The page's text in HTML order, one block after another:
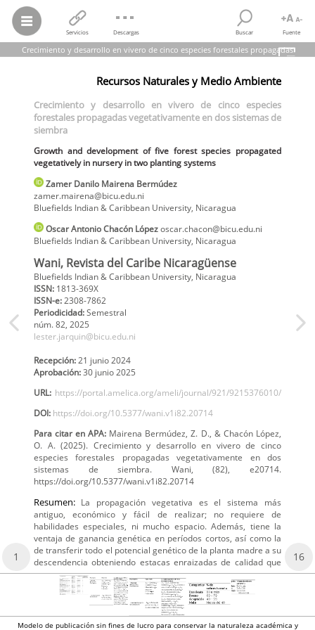
Servicios Descargas Buscar Fuente
Crecimiento y desarrollo en vivero de cinco especies forestales propagadas
vegetativamente en dos sistemas de siembra
Zamer Danilo Mairena Bermúdez; Oscar Antonio Chacón López
propagadas vegetativamente en dos sistemas de siembra
Growth and development of five forest species propagated
Bluefields Indian & Caribbean University
Recursos Naturales y Medio Ambiente
Crecimiento y desarrollo en vivero de cinco especies
forestales propagadas vegetativamente en dos sistemas de
siembra
Growth and development of five forest species propagated
vegetatively in nursery in two planting systems
Zamer Danilo Mairena Bermúdez
zamer.mairena@bicu.edu.ni
Bluefields Indian & Caribbean University, Nicaragua
Oscar AntonioChacón Lópezoscar.chacon@bicu.edu.ni
Bluefields Indian & Caribbean University, Nicaragua
Wani, Revista del Caribe Nicaragüense
Bluefields Indian & Caribbean University, Nicaragua
ISSN: 1813-369X
ISSN-e:2308-7862
Periodicidad:Semestral
núm. 82, 2025
lester.jarquin@bicu.edu.ni
Recepción:
21 junio 2024
Aprobación:
30 junio 2025
URL: https://portal.amelica.org/ameli/journal/921/9215376010/
DOI: https://doi.org/10.5377/wani.v1i82.20714
Para citar en APA: Mairena Bermúdez, Z. D., & Chacón López,
O. A. (2025). Crecimiento y desarrollo en vivero de cinco
especies forestales propagadas vegetativamente en dos
sistemas de siembra. Wani, (82), e20714.
https://doi.org/10.5377/wani.v1i82.20714
Resumen: La propagación vegetativa es el sistema más
antiguo, económico y fácil de realizar; no requiere de
habilidades especiales, ni mucho espacio. Además, tiene la
ventaja de ganancia genética en períodos cortos, así como la
de transferir todo el potencial genético de la planta madre a su
descendencia obteniendo estacas enraizadas de calidad que
1 16
Modelo de publicación sin fines de lucro para conservar la naturaleza académica y